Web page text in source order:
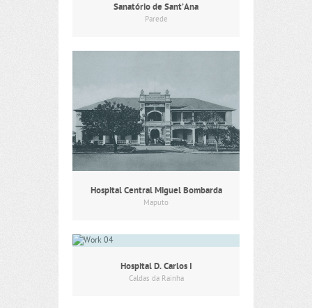
Sanatório de Sant’Ana
Parede
Hospital Central Miguel Bombarda
Maputo
Hospital D. Carlos I
Caldas da Rainha